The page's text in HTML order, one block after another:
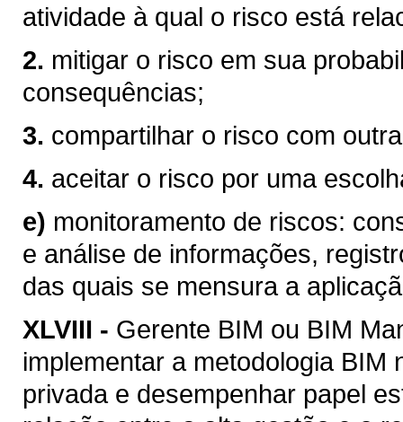
atividade à qual o risco está
2. mitigar o risco em sua
consequências;
3. compartilhar o risco com
4. aceitar o risco por uma
e) monitoramento de riscos:
e análise de informações,
das quais se mensura a
XLVIII - Gerente BIM ou BIM
implementar a metodologia BIM
privada e desempenhar papel